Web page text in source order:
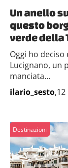
Un anello
questo
verde della
Oggi ho
Lucignano, un
manciata...
ilario_sesto
Destinazioni